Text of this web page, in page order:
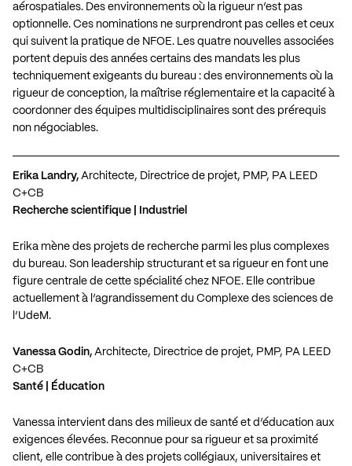
aérospatiales. Des environnements où la rigueur n’est pas
optionnelle. Ces nominations ne surprendront pas celles et ceux
qui suivent la pratique de NFOE. Les quatre nouvelles associées
portent depuis des années certains des mandats les plus
techniquement exigeants du bureau : des environnements où la
rigueur de conception, la maîtrise réglementaire et la capacité à
coordonner des équipes multidisciplinaires sont des prérequis
non négociables.
Erika Landry, Architecte, Directrice de projet, PMP, PA LEED
C+CB
Recherche scientifique | Industriel
Erika mène des projets de recherche parmi les plus complexes
du bureau. Son leadership structurant et sa rigueur en font une
figure centrale de cette spécialité chez NFOE. Elle contribue
actuellement à l’agrandissement du Complexe des sciences de
l’UdeM.
Vanessa Godin, Architecte, Directrice de projet, PMP, PA LEED
C+CB
Santé | Éducation
Vanessa intervient dans des milieux de santé et d’éducation aux
exigences élevées. Reconnue pour sa rigueur et sa proximité
client, elle contribue à des projets collégiaux, universitaires et